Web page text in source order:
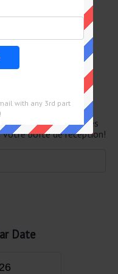
mots croisés et que
rendez-vous sur
14 Août 2025
les dernières réponses
votre boîte de réception!
Date
with any 3rd part